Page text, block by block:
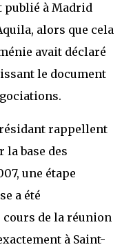
publié à Madrid
alors que cela
avait déclaré
le document
rappellent
la base des
une étape
a été
de la réunion
à Saint-